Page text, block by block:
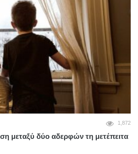
1,872
μεταξύ δύο αδερφών τη μετέπειτα